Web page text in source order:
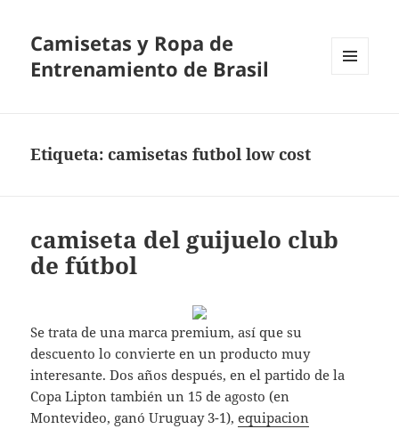
Camisetas y Ropa de
Entrenamiento de Brasil
Etiqueta:camisetas futbol low cost
camiseta del guijuelo club
de fútbol
Se trata de una marca premium, así que su
descuento lo convierte en un producto muy
interesante. Dos años después, en el partido de la
Copa Lipton también un 15 de agosto (en
Montevideo, ganó Uruguay 3-1),equipacion